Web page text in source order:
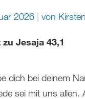
2026 von
Jesaja 43,1
dich bei deinem
sei mit uns allen.